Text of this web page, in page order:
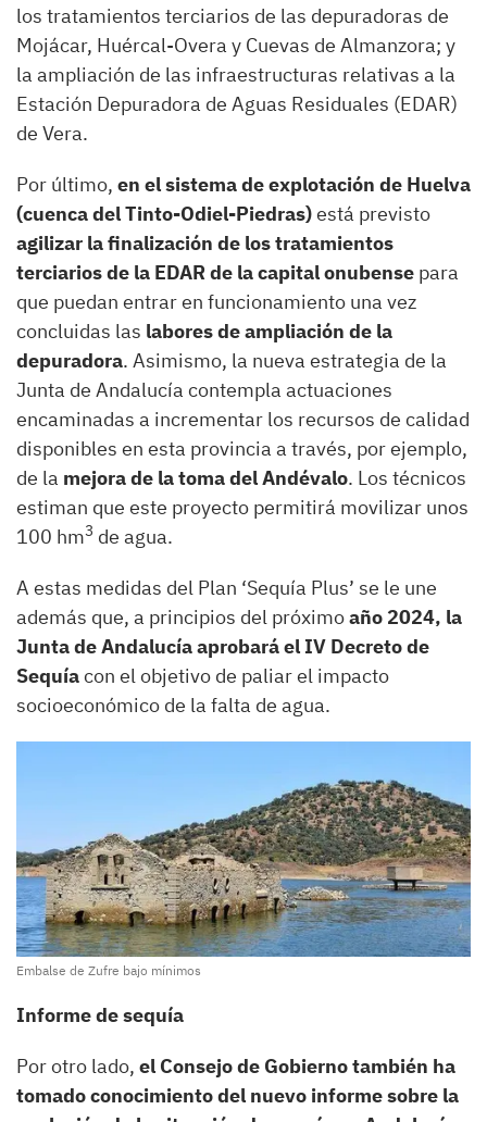
los tratamientos terciarios de las depuradoras de
Mojácar, Huércal-Overa y Cuevas de Almanzora; y
la ampliación de las infraestructuras relativas a la
Estación Depuradora de Aguas Residuales (EDAR)
de Vera.
Por último, en el sistema de explotación de Huelva
(cuenca del Tinto-Odiel-Piedras)está previsto
agilizar la finalización de los tratamientos
terciarios de la EDAR de la capital onubense para
que puedan entrar en funcionamiento una vez
concluidas las labores de ampliación de la
depuradora. Asimismo, la nueva estrategia de la
Junta de Andalucía contempla actuaciones
encaminadas a incrementar los recursos de calidad
disponibles en esta provincia a través, por ejemplo,
de la mejora de la toma del Andévalo. Los técnicos
estiman que este proyecto permitirá movilizar unos
100 hm3 de agua.
A estas medidas del Plan ‘Sequía Plus’ se le une
además que, a principios del próximoaño 2024, la
Junta de Andalucía aprobará el IV Decreto de
Sequíacon el objetivo de paliar el impacto
socioeconómico de la falta de agua.
Embalse de Zufre bajo mínimos
Informe de sequía
Por otro lado, el Consejo de Gobierno también ha
tomado conocimiento del nuevo informe sobre la